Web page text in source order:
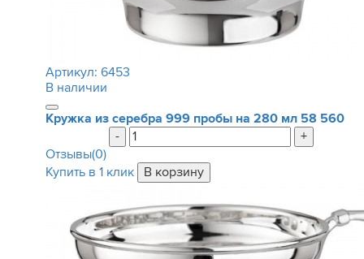
Артикул: 6453
В наличии
Кружка из серебра 999 пробы на 280 мл 58 560
-
+
Отзывы(0)
Купить в 1 клик